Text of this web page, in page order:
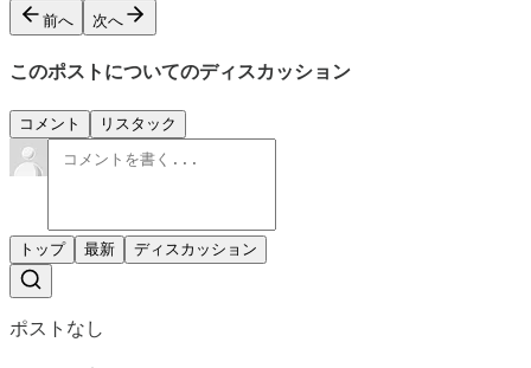
前へ 次へ
このポストについてのディスカッション
コメント リスタック
トップ 最新 ディスカッション
ポストなし